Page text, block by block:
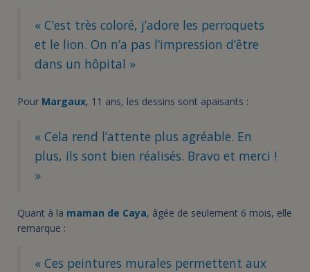
« C’est très coloré, j’adore les perroquets
et le lion. On n’a pas l’impression d’être
dans un hôpital »
Pour Margaux, 11 ans, les dessins sont apaisants :
« Cela rend l’attente plus agréable. En
plus, ils sont bien réalisés. Bravo et merci !
»
Quant à la maman de Caya, âgée de seulement 6 mois, elle
remarque :
« Ces peintures murales permettent aux